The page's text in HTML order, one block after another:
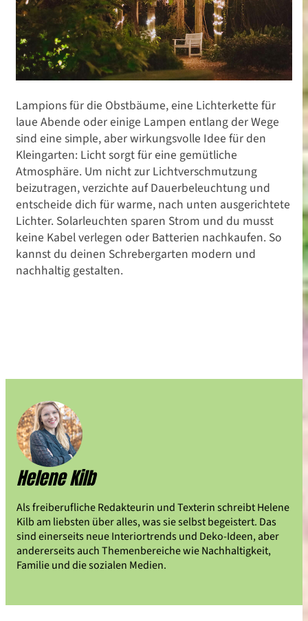
Lampions für die Obstbäume, eine Lichterkette für
laue Abende oder einige Lampen entlang der Wege
sind eine simple, aber wirkungsvolle Idee für den
Kleingarten: Licht sorgt für eine gemütliche
Atmosphäre. Um nicht zur Lichtverschmutzung
beizutragen, verzichte auf Dauerbeleuchtung und
entscheide dich für warme, nach unten ausgerichtete
Lichter. Solarleuchten sparen Strom und du musst
keine Kabel verlegen oder Batterien nachkaufen. So
kannst du deinen Schrebergarten modern und
nachhaltig gestalten.
Helene Kilb
Als freiberufliche Redakteurin und Texterin schreibt Helene
Kilb am liebsten über alles, was sie selbst begeistert. Das
sind einerseits neue Interiortrends und Deko-Ideen, aber
andererseits auch Themenbereiche wie Nachhaltigkeit,
Familie und die sozialen Medien.